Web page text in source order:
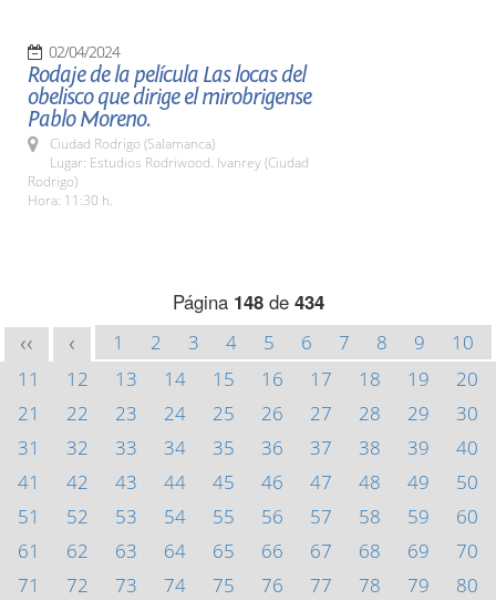
02/04/2024
Rodaje de la película Las locas del
obelisco que dirige el mirobrigense
Pablo Moreno.
Ciudad Rodrigo (Salamanca)
Lugar: Estudios Rodriwood. Ivanrey (Ciudad
Rodrigo)
Hora: 11:30 h.
Página 148de 434
<< < 1 2 3 4 5 6 7 8 9
10
11
12 13 14 15 16 17 18 19
20
21
22 23 24 25 26 27 28 29
30
31
32 33 34 35 36 37 38 39
40
41
42 43 44 45 46 47 48 49
50
51
52 53 54 55 56 57 58 59
60
61
62 63 64 65 66 67 68 69
70
71
72 73 74 75 76 77 78 79
80